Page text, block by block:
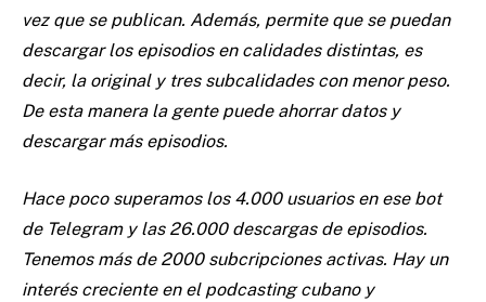
vez que se publican. Además, permite que se puedan
descargar los episodios en calidades distintas, es
decir, la original y tres subcalidades con menor peso.
De esta manera la gente puede ahorrar datos y
descargar más episodios.
Hace poco superamos los 4.000 usuarios en ese bot
de Telegram y las 26.000 descargas de episodios.
Tenemos más de 2000 subcripciones activas. Hay un
interés creciente en el podcasting cubano y